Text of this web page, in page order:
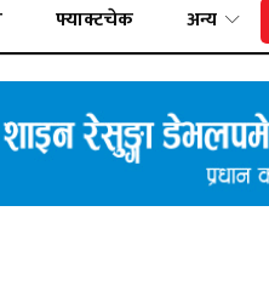
फ्याक्टचेक अन्य